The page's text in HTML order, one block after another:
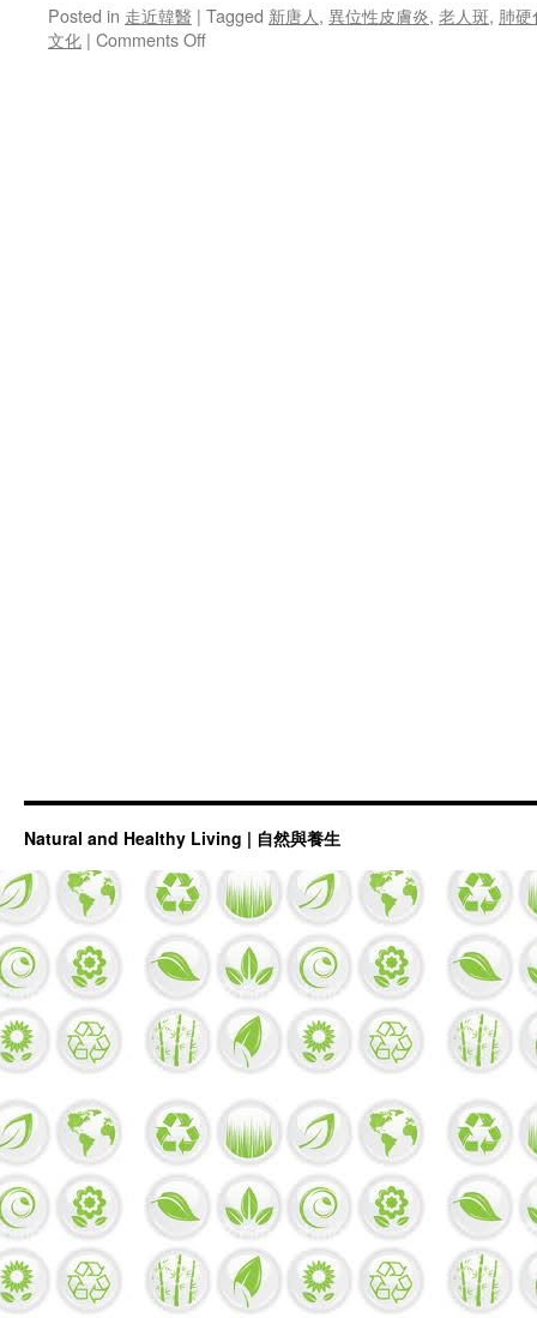
Posted in 走近韓醫 | Tagged 新唐人, 異位性皮膚炎, 老人斑, 肺硬
文化 | Comments Offon
Natural and Healthy Living | 自然與養生